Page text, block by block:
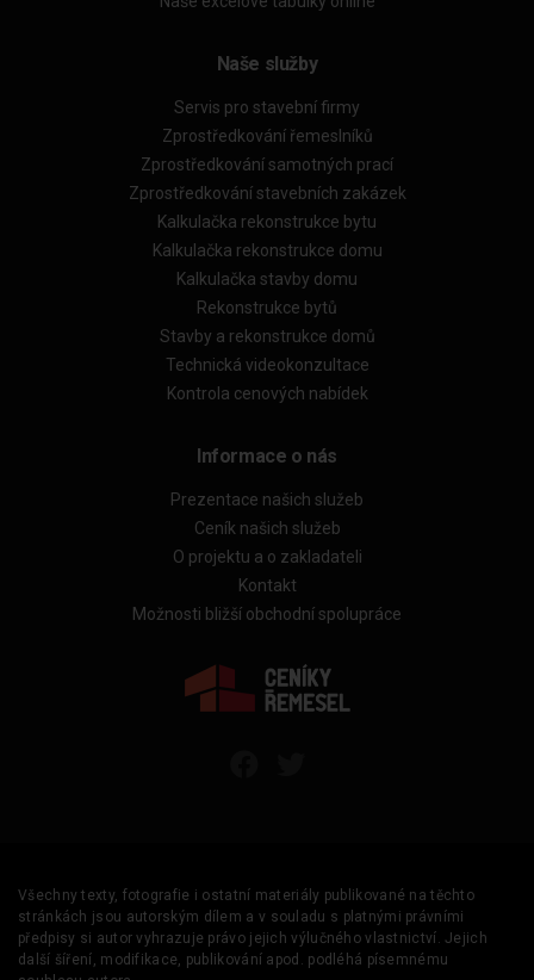
Naše služby
Servis pro stavební firmy
Zprostředkování řemeslníků
Zprostředkování samotných prací
Zprostředkování stavebních zakázek
Kalkulačka rekonstrukce bytu
Kalkulačka rekonstrukce domu
Kalkulačka stavby domu
Rekonstrukce bytů
Stavby a rekonstrukce domů
Technická videokonzultace
Kontrola cenových nabídek
Informace o nás
Prezentace našich služeb
Ceník našich služeb
O projektu a o zakladateli
Kontakt
Možnosti bližší obchodní spolupráce
Všechny texty, fotografie i ostatní materiály publikované na těchto
stránkách jsou autorským dílem a v souladu s platnými právními
předpisy si autor vyhrazuje právo jejich výlučného vlastnictví. Jejich
další šíření, modifikace, publikování apod. podléhá písemnému